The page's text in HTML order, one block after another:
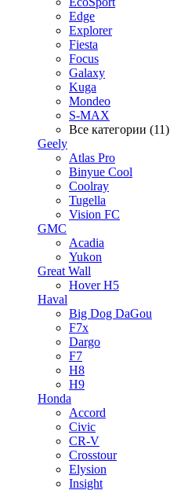
Edge
Explorer
Fiesta
Focus
Galaxy
Kuga
Mondeo
S-MAX
Все категории (11)
Geely
Atlas Pro
Binyue Cool
Coolray
Tugella
Vision FC
GMC
Acadia
Yukon
Great Wall
Hover H5
Haval
Big Dog DaGou
F7x
Dargo
F7
H8
H9
Honda
Accord
Civic
CR-V
Crosstour
Elysion
Insight